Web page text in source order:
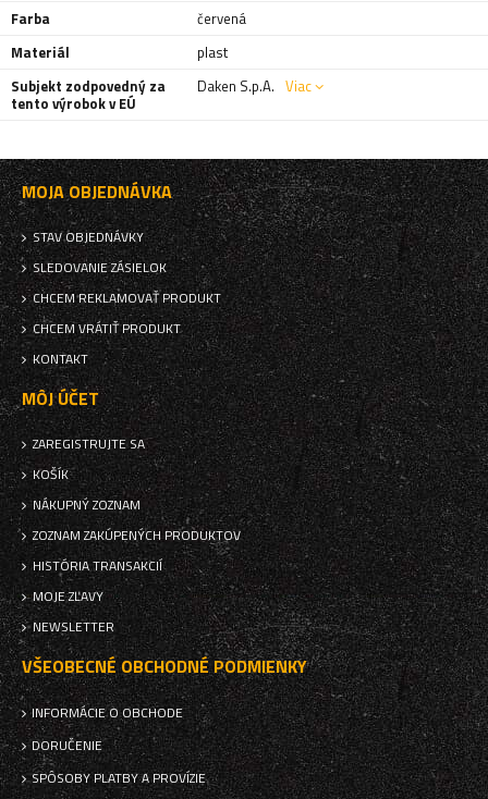
Farba
červená
Materiál
plast
Subjekt zodpovedný za
tento výrobok v EÚ
Daken S.p.A. Viac
MOJA OBJEDNÁVKA
STAV OBJEDNÁVKY
SLEDOVANIE ZÁSIELOK
CHCEM REKLAMOVAŤ PRODUKT
CHCEM VRÁTIŤ PRODUKT
KONTAKT
MÔJ ÚČET
ZAREGISTRUJTE SA
KOŠÍK
NÁKUPNÝ ZOZNAM
ZOZNAM ZAKÚPENÝCH PRODUKTOV
HISTÓRIA TRANSAKCIÍ
MOJE ZĽAVY
NEWSLETTER
VŠEOBECNÉ OBCHODNÉ PODMIENKY
INFORMÁCIE O OBCHODE
DORUČENIE
SPÔSOBY PLATBY A PROVÍZIE